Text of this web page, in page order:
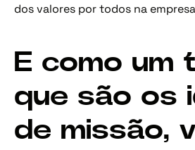
dos valores por todos na
E como um
que são os
de missão,